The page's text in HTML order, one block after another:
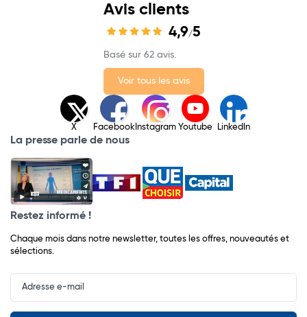
Avis clients
4,9/5
Basé sur 62 avis.
Voir tous les avis
X Facebook Instagram Youtube LinkedIn
La presse parle de nous
Restez informé !
Chaque mois dans notre newsletter, toutes les offres, nouveautés et
sélections.
Input
Newsletter